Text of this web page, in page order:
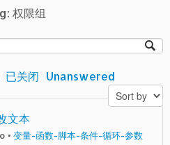
权限组
已关闭 Unanswered
文本
•变量-函数-脚本-条件-循环-参数